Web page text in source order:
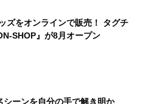
ズをオンラインで販売！ タグチ
SHOP』が8月オープン
ーンを自分の手で解き明か